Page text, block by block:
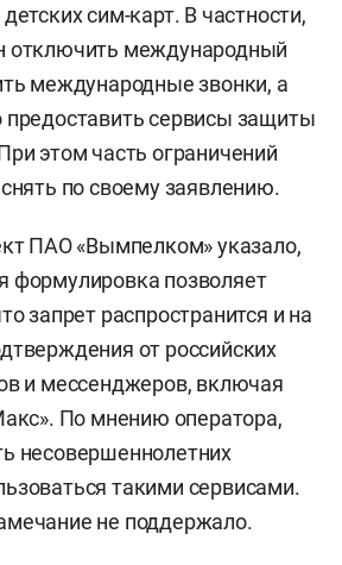
сим-карт. В частности,
отключить международный
международные звонки, а
предоставить сервисы защиты
этом часть ограничений
по своему заявлению.
ПАО «Вымпелком» указало,
формулировка позволяет
запрет распространится и на
от российских
и мессенджеров, включая
По мнению оператора,
несовершеннолетних
такими сервисами.
не поддержало.